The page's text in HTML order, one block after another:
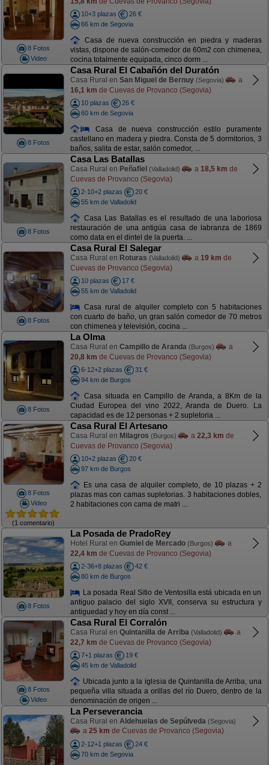
8 Fotos
Video
10+3 plazas
26 €
66 km de Segovia
Casa de nueva construcción en piedra y maderas
vistas, dispone de salón-comedor de 60m2 con chimenea,
cocina totalmente equipada, cinco dorm ...
8 Fotos
Casa Rural El Cabañón del Duratón
Casa Rural en San Miguel de Bernuy (Segovia)
a
16,1 km de Cuevas de Provanco (Segovia)
10 plazas
26 €
60 km de Segovia
Casa de nueva construcción estilo puramente
castellano en madera y piedra. Consta de 5 dormitorios, 3
baños, salita de estar, salón comedor, ...
8 Fotos
Casa Las Batallas
Casa Rural en Peñafiel (Valladolid) a 18,5 km de
Cuevas de Provanco (Segovia)
2-10+2 plazas
20 €
55 km de Valladolid
Casa Las Batallas es el resultado de una laboriosa
restauración de una antigüa casa de labranza de 1869
como data en el dintel de la puerta. ...
8 Fotos
Casa Rural El Salegar
Casa Rural en Roturas (Valladolid) a 19 km de
Cuevas de Provanco (Segovia)
10 plazas
17 €
55 km de Valladolid
Casa rural de alquiler completo con 5 habitaciones
con cuarto de baño, un gran salón comedor de 70 metros
con chimenea y televisión, cocina ...
8 Fotos
La Olma
Casa Rural en Campillo de Aranda (Burgos)
a
20,8 km de Cuevas de Provanco (Segovia)
6-12+2 plazas
31 €
94 km de Burgos
Casa situada en Campillo de Aranda, a 8Km de la
Ciudad Europea del vino 2022, Aranda de Duero. La
capacidad es de 12 personas + 2 supletoria ...
8 Fotos
Video
(1 comentario)
Casa Rural El Artesano
Casa Rural en Milagros (Burgos) a 22,3 km de
Cuevas de Provanco (Segovia)
10+2 plazas
20 €
97 km de Burgos
Es una casa de alquiler completo, de 10 plazas + 2
plazas mas con camas supletorias. 3 habitaciones dobles,
2 habitaciones con cama de matri ...
8 Fotos
La Posada de PradoRey
Hotel Rural en Gumiel de Mercado (Burgos)
a
22,4 km de Cuevas de Provanco (Segovia)
2-36+8 plazas
42 €
80 km de Burgos
La posada Real Sitio de Ventosilla está ubicada en un
antiguo palacio del siglo XVII, conserva su estructura y
antiguedad y hoy en día const ...
8 Fotos
Video
Casa Rural El Corralón
Casa Rural en Quintanilla de Arriba (Valladolid)
a
22,7 km de Cuevas de Provanco (Segovia)
7+1 plazas
19 €
45 km de Valladolid
Ubicada junto a la iglesia de Quintanilla de Arriba, una
pequeña villa situada a orillas del río Duero, dentro de la
denominación de origen ...
La Perseverancia
Casa Rural en Aldehuelas de Sepúlveda (Segovia)
a 25 km de Cuevas de Provanco (Segovia)
2-12+1 plazas
24 €
70 km de Segovia